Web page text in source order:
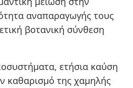
αναπαραγωγής τους
βοτανική σύνθεση
ετήσια καύση
καθαρισμό της χαμηλής